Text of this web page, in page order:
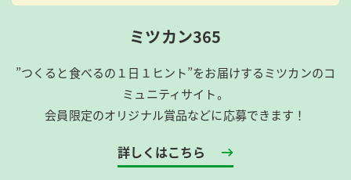
ミツカン365
”つくると食べるの１日１ヒント”をお届けするミツカンのコ
ミュニティサイト。
会員限定のオリジナル賞品などに応募できます！
詳しくはこちら